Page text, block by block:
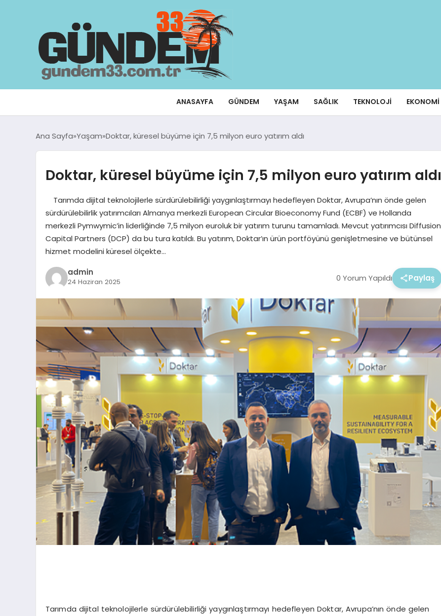
ANASAYFA GÜNDEM YAŞAM SAĞLIK TEKNOLOJI EKONOMI
Ana Sayfa Yaşam Doktar, küresel büyüme için 7,5 milyon euro yatırım aldı
Doktar, küresel büyüme için 7,5 milyon euro yatırım aldı
Tarımda dijital teknolojilerle sürdürülebilirliği yaygınlaştırmayı hedefleyen Doktar, Avrupa’nın önde gelen
sürdürülebilirlik yatırımcıları Almanya merkezli European Circular Bioeconomy Fund (ECBF) ve Hollanda
merkezli Pymwymic’in liderliğinde 7,5 milyon euroluk bir yatırım turunu tamamladı. Mevcut yatırımcısı Diffusion
Capital Partners (DCP) da bu tura katıldı. Bu yatırım, Doktar’ın ürün portföyünü genişletmesine ve bütünsel
hizmet modelini küresel ölçekte…
admin
24 Haziran 2025 0 Yorum Yapıldı Paylaş
Tarımda dijital teknolojilerle sürdürülebilirliği yaygınlaştırmayı hedefleyen Doktar, Avrupa’nın önde gelen